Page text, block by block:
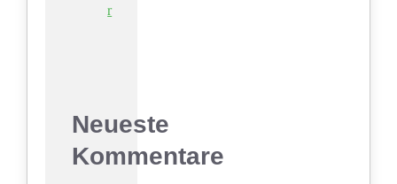
r
Neueste
Kommentare